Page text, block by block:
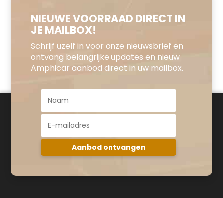
NIEUWE VOORRAAD DIRECT IN
JE MAILBOX!
Schrijf uzelf in voor onze nieuwsbrief en
ontvang belangrijke updates en nieuw
Amphicar aanbod direct in uw mailbox.